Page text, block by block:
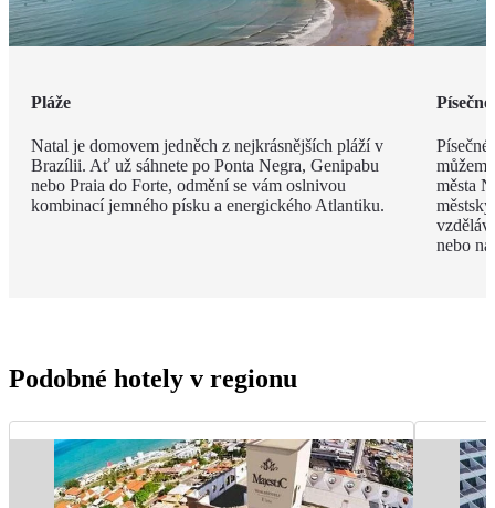
Pláže
Natal je domovem jedněch z nejkrásnějších pláží v
Brazílii. Ať už sáhnete po Ponta Negra, Genipabu
nebo Praia do Forte, odmění se vám oslnivou
kombinací jemného písku a energického Atlantiku.
města
nebo
Podobné hotely v regionu